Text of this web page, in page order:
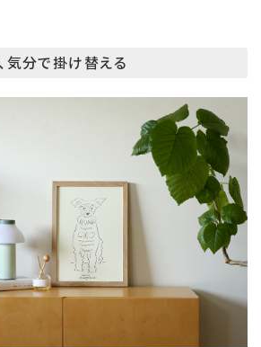
気分で掛け替える